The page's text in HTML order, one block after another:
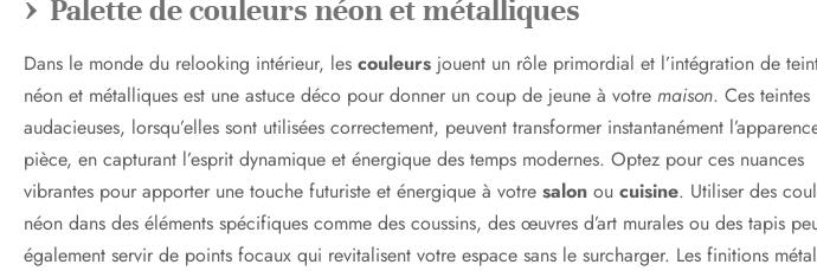
Palette de couleurs néon et métalliques
Dans le monde du relooking intérieur, les couleurs jouent un rôle primordial et l’intégration de
néon et métalliques est une astuce déco pour donner un coup de jeune à votre maison. Ces teintes
audacieuses, lorsqu’elles sont utilisées correctement, peuvent transformer instantanément
pièce, en capturant l’esprit dynamique et énergique des temps modernes. Optez pour ces nuances
vibrantes pour apporter une touche futuriste et énergique à votre salon ou cuisine. Utiliser des
néon dans des éléments spécifiques comme des coussins, des œuvres d’art murales ou des tapis
également servir de points focaux qui revitalisent votre espace sans le surcharger. Les finitions